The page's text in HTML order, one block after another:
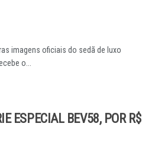
imagens oficiais do sedã de luxo
o...
ESPECIAL BEV58, POR R$